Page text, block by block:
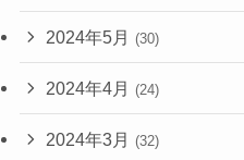
2024年5月 (30)
2024年4月 (24)
2024年3月 (32)